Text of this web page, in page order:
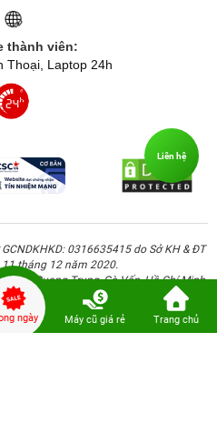
thành viên:
Thoại, Laptop 24h
GCNDKHKD: 0316635415 do Sở KH & ĐT
11 tháng 12 năm 2020.
389 Quang Trung, Gò Vấp, Hồ Chí Minh.
ngày Máy cũ giá rẻ Trang chủ
Liên hệ